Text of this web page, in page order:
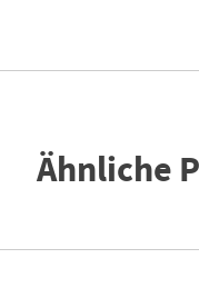
Ähnliche